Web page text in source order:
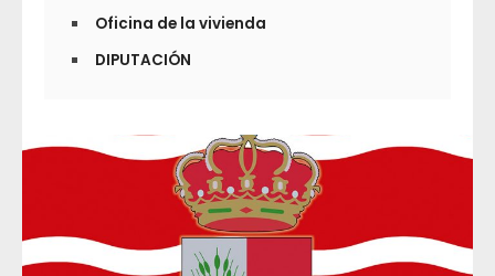
Oficina de la vivienda
DIPUTACIÓN